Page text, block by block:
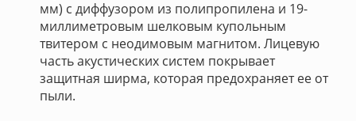
мм) с диффузором из полипропилена и 19-
миллиметровым шелковым купольным
твитером с неодимовым магнитом. Лицевую
часть акустических систем покрывает
защитная ширма, которая предохраняет ее от
пыли.